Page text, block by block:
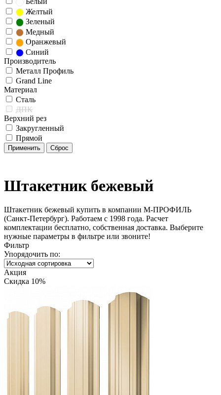
Желтый
Зеленый
Медный
Оранжевый
Синий
Производитель
Металл Профиль
Grand Line
Материал
Сталь
ДПК
Верхний рез
Закругленный
Прямой
Штакетник бежевый
Штакетник бежевый купить в компании М-ПРОФИЛЬ
(Санкт-Петербург). Работаем с 1998 года. Расчет
комплектации бесплатно, собственная доставка. Выберите
нужные параметры в фильтре или звоните!
Фильтр
Упорядочить по:
Акция
Скидка 10%